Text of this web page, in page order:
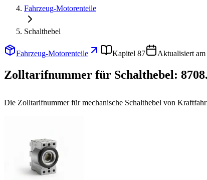
Fahrzeug-Motorenteile
Schalthebel
Fahrzeug-Motorenteile Kapitel 87 Aktualisiert
Zolltarifnummer für Schalthebel:
Die Zolltarifnummer für mechanische Schalthebel von